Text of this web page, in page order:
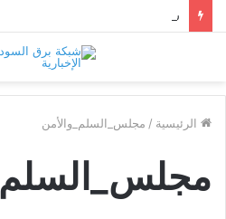
الرئيسية / مجلس_السلم_والأمن